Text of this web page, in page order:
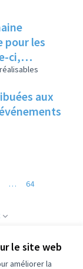
le site web
améliorer la
pour les
ci,
à
aux
… 64